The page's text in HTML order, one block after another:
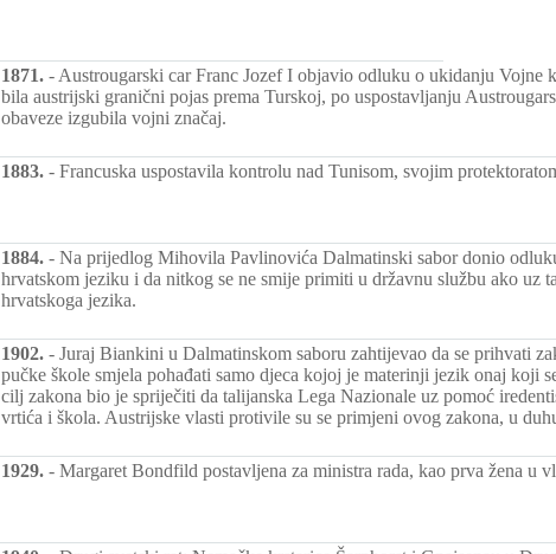
1871. - Austrougarski car Franc Jozef I objavio odluku o ukidanju Vojne
bila austrijski granični pojas prema Turskoj, po uspostavljanju
obaveze izgubila vojni značaj.
1883. - Francuska uspostavila kontrolu nad Tunisom, svojim
1884. - Na prijedlog Mihovila Pavlinovića Dalmatinski sabor donio
hrvatskom jeziku i da nitkog se ne smije primiti u državnu službu ako uz
hrvatskoga jezika.
1902. - Juraj Biankini u Dalmatinskom saboru zahtijevao da se prihvati
pučke škole smjela pohađati samo djeca kojoj je materinji jezik onaj koji
cilj zakona bio je spriječiti da talijanska Lega Nazionale uz pomoć
vrtića i škola. Austrijske vlasti protivile su se primjeni ovog zakona, u
1929. - Margaret Bondfild postavljena za ministra rada, kao prva žena u